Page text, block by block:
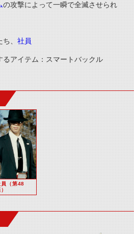
の攻撃によって一瞬で全滅させられ
、 社員
るアイテム：スマートバックル
員（第48